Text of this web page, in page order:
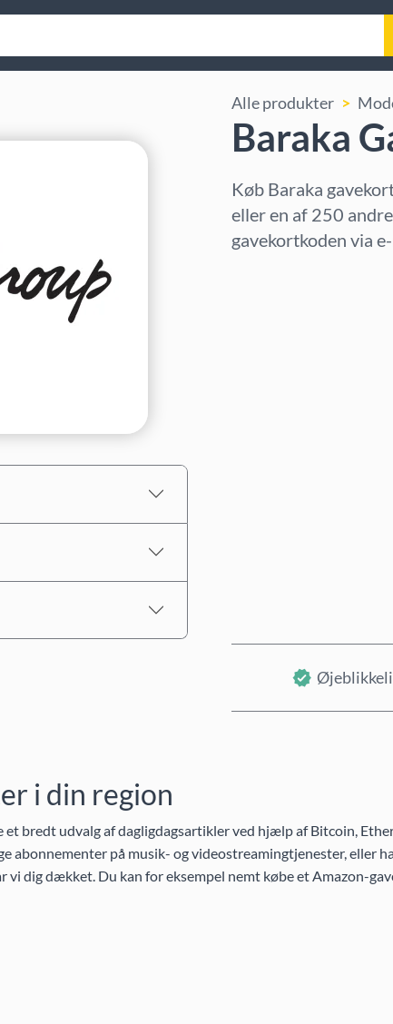
Alle produkter
Baraka
Køb Baraka
eller en af 250
gavekortkoden via
i din region
bredt udvalg af dagligdagsartikler ved hjælp af Bitcoin,
abonnementer på musik- og videostreamingtjenester, eller
vi dig dækket. Du kan for eksempel nemt købe et Amazon-